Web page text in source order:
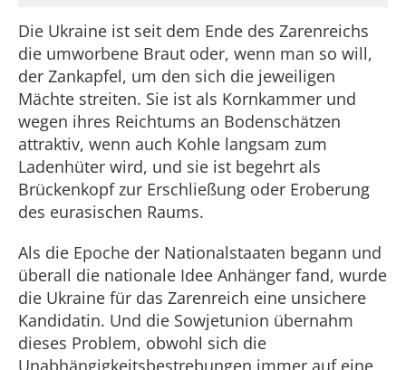
Die Ukraine ist seit dem Ende des Zarenreichs
die umworbene Braut oder, wenn man so will,
der Zankapfel, um den sich die jeweiligen
Mächte streiten. Sie ist als Kornkammer und
wegen ihres Reichtums an Bodenschätzen
attraktiv, wenn auch Kohle langsam zum
Ladenhüter wird, und sie ist begehrt als
Brückenkopf zur Erschließung oder Eroberung
des eurasischen Raums.
Als die Epoche der Nationalstaaten begann und
überall die nationale Idee Anhänger fand, wurde
die Ukraine für das Zarenreich eine unsichere
Kandidatin. Und die Sowjetunion übernahm
dieses Problem, obwohl sich die
Unabhängigkeitsbestrebungen immer auf eine